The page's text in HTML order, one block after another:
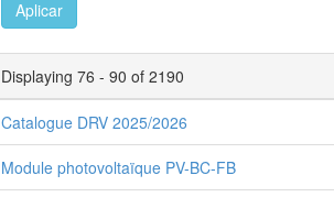
Aplicar
Displaying 76 - 90 of 2190
Catalogue DRV 2025/2026
Module photovoltaïque PV-BC-FB